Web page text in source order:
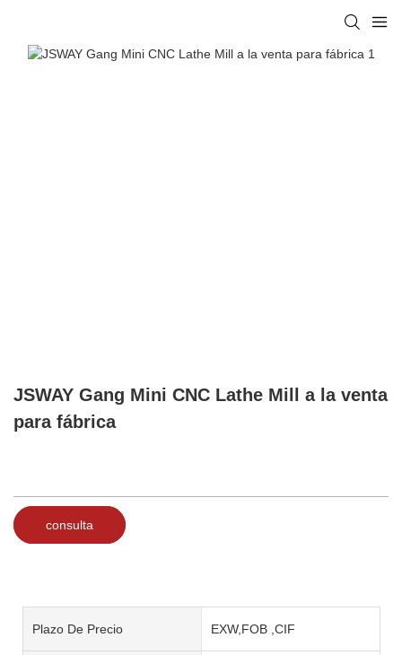
JSWAY Gang Mini CNC Lathe Mill a la venta
para fábrica
consulta
Plazo De Precio EXW,FOB ,CIF